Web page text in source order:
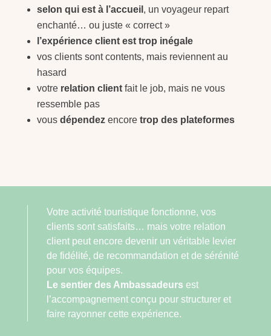
selon qui est à l’accueil , un voyageur repart
enchanté… ou juste « correct »
l’expérience client est trop inégale
vos clients sont contents, mais reviennent au
hasard
votre relation client fait le job, mais ne vous
ressemble pas
vous dépendez encore trop des plateformes
Votre activité touristique fonctionne, vos
clients sont satisfaits… mais votre relation
client peut encore devenir un véritable levier
de fidélité, de recommandation et de sérénité
pour vos équipes.
Le sentier des Ambassadeurs est
l’accompagnement conçu pour structurer et
faire rayonner cette expérience.